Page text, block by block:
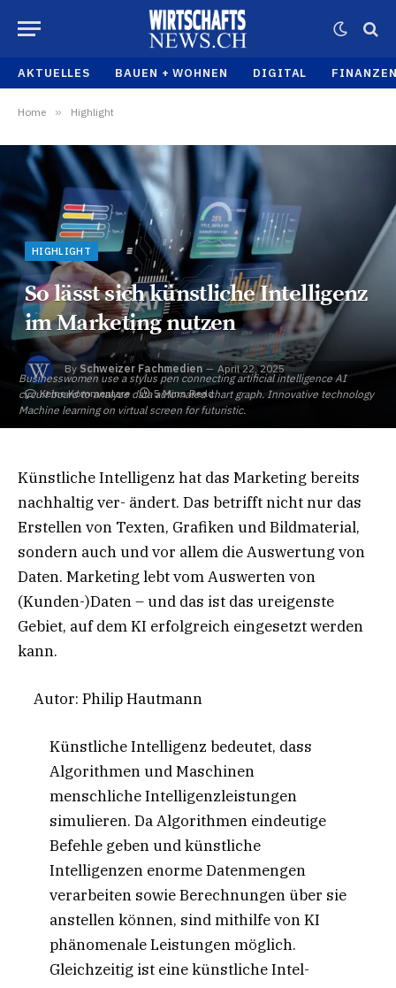
AKTUELLES BAUEN + WOHNEN DIGITAL
Home » Highlight
Businesswomen use a stylus pen connecting artificial intelligence AI
circuit board to analyze data automated chart graph. Innovative technology
Machine learning on virtual screen for futuristic.
HIGHLIGHT
So lässt sich künstliche Intelligenz
im Marketing nutzen
By Schweizer Fachmedien
April 22, 2025
Keine Kommentare
5 Mins Read
Künstliche Intelligenz hat das Marketing bereits
nachhaltig ver- ändert. Das betrifft nicht nur das
Erstellen von Texten, Grafiken und Bildmaterial,
sondern auch und vor allem die Auswertung von
Daten. Marketing lebt vom Auswerten von
(Kunden-)Daten – und das ist das ureigenste
Gebiet, auf dem KI erfolgreich eingesetzt werden
kann.
Autor: Philip Hautmann
Künstliche Intelligenz bedeutet, dass
Algorithmen und Maschinen
menschliche Intelligenzleistungen
simulieren. Da Algorithmen eindeutige
Befehle geben und künstliche
Intelligenzen enorme Datenmengen
verarbeiten sowie Berechnungen über sie
anstellen können, sind mithilfe von KI
phänomenale Leistungen möglich.
Gleichzeitig ist eine künstliche Intel-